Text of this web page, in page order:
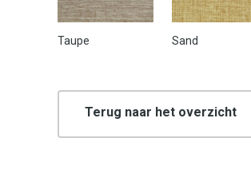
Taupe Sand
Terug naar het overzicht